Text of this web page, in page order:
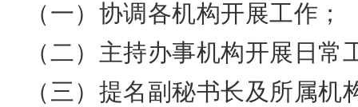
（一）协调各机构开展工作；
（二）主持办事机构开展日常
（三）提名副秘书长及所属